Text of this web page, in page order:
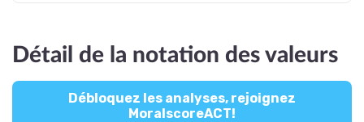
Détail de la notation des valeurs
Débloquez les analyses, rejoignez
MoralscoreACT!